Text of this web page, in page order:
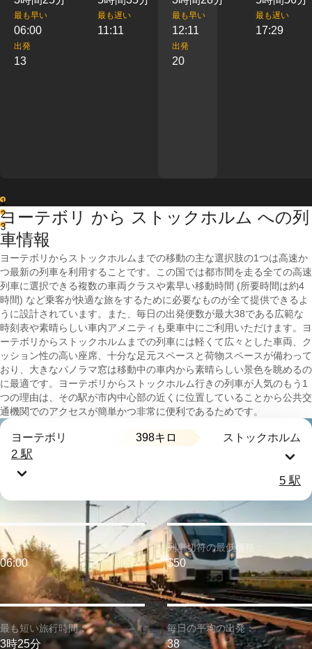
最も早い
06:00
最も遅い
11:11
出発
13
最も早い
12:11
最も遅い
17:29
出発
20
1
2
3
ヨーテボリ から ストックホルム への列
車情報
ヨーテボリからストックホルムまでの移動の主な選択肢の1つは高速か
つ最新の列車を利用することです。この国では都市間を走る全ての高速
列車に選択できる複数の車両クラスや素早い移動時間 (所要時間は約4
時間) など乗客が快適な旅をするために必要なものが全て提供できるよ
うに設計されています。また、毎日の出発便数が最大38である広範な
時刻表や素晴らしい車内アメニティも乗車中にご利用いただけます。ヨ
ーテボリからストックホルムまでの列車には軽くて広々とした車両、ク
ッション性の高い座席、十分な足元スペースと荷物スペースが備わって
おり、大きなパノラマ窓は移動中の車内から素晴らしい景色を眺めるの
に最適です。ヨーテボリからストックホルム行きの列車が人気のもう1
つの理由は、その駅が市内中心部の近くに位置していることから公共交
通機関でのアクセスが簡単かつ非常に便利であるためです。
ヨーテボリ 398キロ ストックホルム
2 駅
5 駅
最も短い旅行時間：
3時25分
最も早い出発：
06:00
列車切符の最低価格：
$50
毎日の平均の出発：
38